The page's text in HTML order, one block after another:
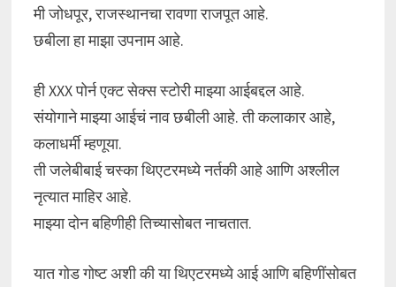
मी जोधपूर, राजस्थानचा रावणा राजपूत आहे.
छबीला हा माझा उपनाम आहे.
ही XXX पोर्न एक्ट सेक्स स्टोरी माझ्या आईबद्दल आहे.
संयोगाने माझ्या आईचं नाव छबीली आहे. ती कलाकार आहे,
कलाधर्मी म्हणूया.
ती जलेबीबाई चस्का थिएटरमध्ये नर्तकी आहे आणि अश्लील
नृत्यात माहिर आहे.
माझ्या दोन बहिणीही तिच्यासोबत नाचतात.
यात गोड गोष्ट अशी की या थिएटरमध्ये आई आणि बहिणींसोबत